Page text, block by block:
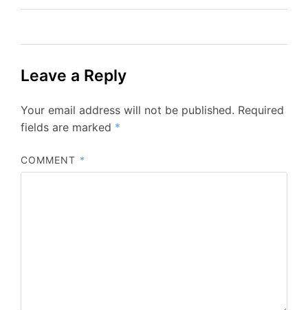
Leave a Reply
Your email address will not be published. Required
fields are marked *
COMMENT *